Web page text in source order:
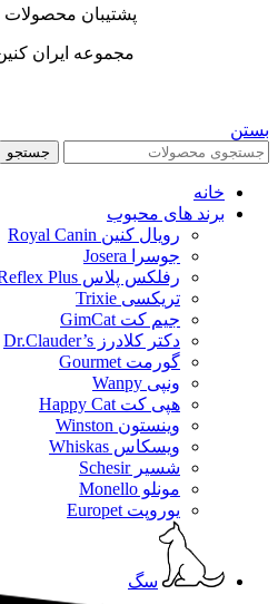
پشتیبان محصولات
مجموعه ایران
بستن
جستجو
خانه
برند های محبوب
رویال کنین Royal Canin
جوسرا Josera
رفلکس پلاس Reflex Plus
تریکسی Trixie
جیم کت GimCat
دکتر کلادرز Dr.Clauder’s
گورمت Gourmet
ونپی Wanpy
هپی کت Happy Cat
وینستون Winston
ویسکاس Whiskas
شسیر Schesir
مونلو Monello
یوروپت Europet
سگ